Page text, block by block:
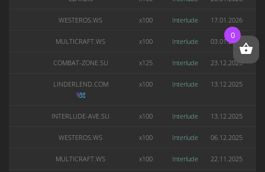
WESTEROS.WS x100 Interlude 17.01.2026
MULTICRAFT.WS x100 Interlude 03.01.2026
COMBAT-ZONE.SU x125 Interlude 23.12.2025
LINDERLEND.COM x100 Interlude 13.12.2025
INTERLUDE-AVE.SU x100 Interlude 13.12.2025
WESTEROS.WS x100 Interlude 06.12.2025
MULTICRAFT.WS x100 Interlude 22.11.2025
0